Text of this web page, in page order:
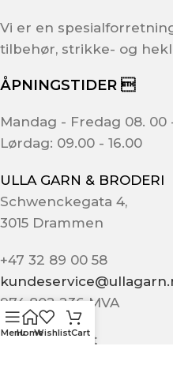
Vi er en
tilbehør, strikke- og
ÅPNINGSTIDER 
Mandag - Fredag 08. 00
Lørdag: 09.00 - 16.00
ULLA GARN & BRODERI
Schwenckegata 4,
3015 Drammen
+47 32 89 00 58
974 802 236 MVA
Administrativt
MenuHomeWishlistCart